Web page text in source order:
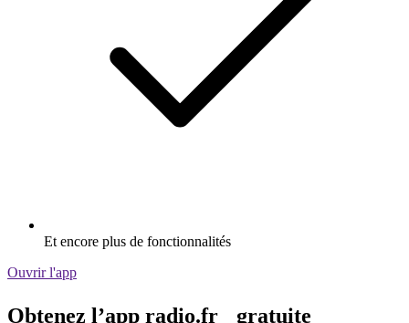
Et encore plus de fonctionnalités
Ouvrir l'app
Obtenez l’app radio.fr gratuite